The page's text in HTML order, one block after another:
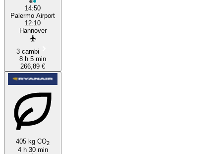
14:50
Palermo Airport
12:10
Hannover
3 cambi
8 h 5 min
266,89 €
405 kg CO2
4 h 30 min